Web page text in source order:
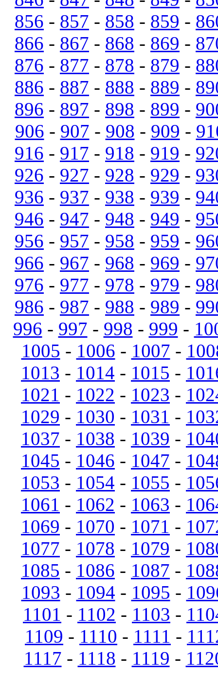
856 - 857 - 858 - 859 -
866 - 867 - 868 - 869 -
876 - 877 - 878 - 879 -
886 - 887 - 888 - 889 -
896 - 897 - 898 - 899 -
906 - 907 - 908 - 909 -
916 - 917 - 918 - 919 -
926 - 927 - 928 - 929 -
936 - 937 - 938 - 939 -
946 - 947 - 948 - 949 -
956 - 957 - 958 - 959 -
966 - 967 - 968 - 969 -
976 - 977 - 978 - 979 -
986 - 987 - 988 - 989 -
996 - 997 - 998 - 999 -
1005 - 1006 - 1007 -
1013 - 1014 - 1015 -
1021 - 1022 - 1023 -
1029 - 1030 - 1031 -
1037 - 1038 - 1039 -
1045 - 1046 - 1047 -
1053 - 1054 - 1055 -
1061 - 1062 - 1063 -
1069 - 1070 - 1071 -
1077 - 1078 - 1079 -
1085 - 1086 - 1087 -
1093 - 1094 - 1095 -
1101 - 1102 - 1103 -
1109 - 1110 - 1111 -
1117 - 1118 - 1119 -